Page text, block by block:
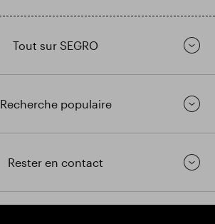
Tout sur SEGRO
Recherche populaire
Rester en contact